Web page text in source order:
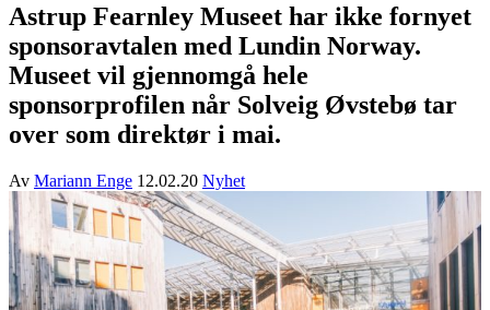
Astrup Fearnley Museet har ikke fornyet
sponsoravtalen med Lundin Norway.
Museet vil gjennomgå hele
sponsorprofilen når Solveig Øvstebø tar
over som direktør i mai.
Av Mariann Enge 12.02.20 Nyhet